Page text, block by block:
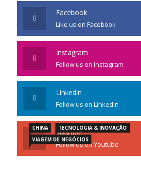
Facebook
Like us on Facebook
Instagram
Follow us on Instagram
Linkedin
Follow us on Linkedin
Youtube
Follow us on Youtube
CHINA
TECNOLOGIA & INOVAÇÃO
VIAGEM DE NEGÓCIOS